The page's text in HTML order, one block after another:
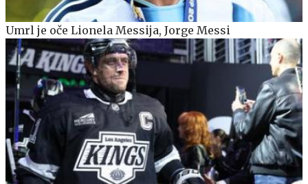
Umrl je oče Lionela Messija, Jorge Messi